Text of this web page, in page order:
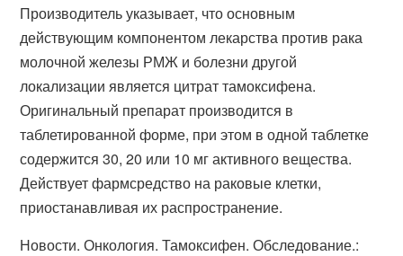
Производитель указывает, что основным
действующим компонентом лекарства против рака
молочной железы РМЖ и болезни другой
локализации является цитрат тамоксифена.
Оригинальный препарат производится в
таблетированной форме, при этом в одной таблетке
содержится 30, 20 или 10 мг активного вещества.
Действует фармсредство на раковые клетки,
приостанавливая их распространение.
Новости. Онкология. Тамоксифен. Обследование.: